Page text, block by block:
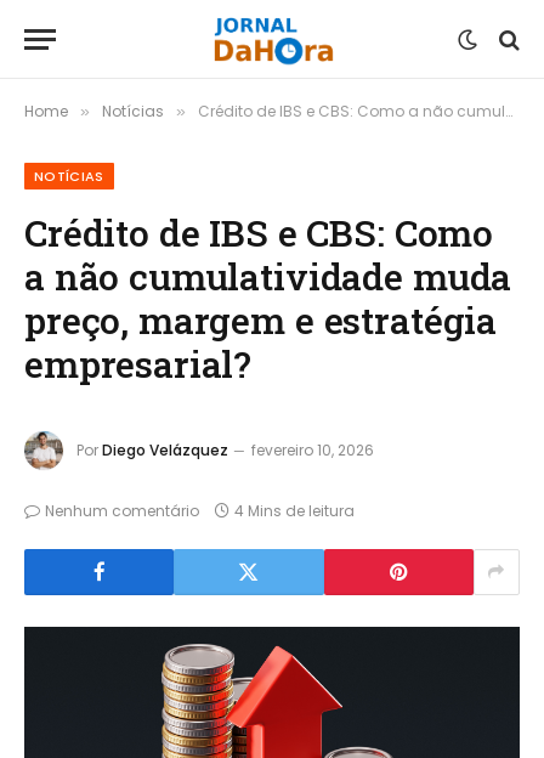
Home » Notícias » Crédito de IBS e CBS: Como a não cumulatividade muda preço, margem e estratégia empresarial?
NOTÍCIAS
Crédito de IBS e CBS: Como
a não cumulatividade muda
preço, margem e estratégia
empresarial?
PorDiego Velázquez fevereiro 10, 2026
Nenhum comentário 4 Mins de leitura